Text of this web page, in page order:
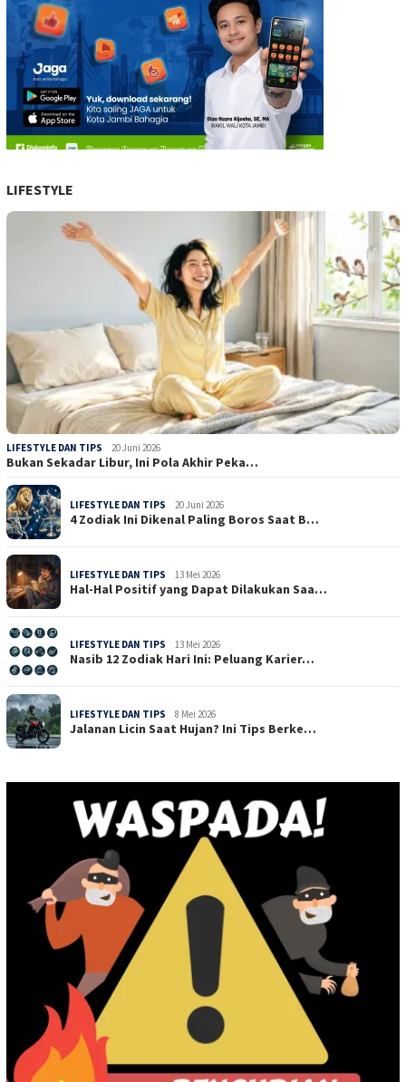
LIFESTYLE
LIFESTYLE DAN TIPS 20 Juni 2026
Bukan Sekadar Libur, Ini Pola Akhir Peka…
LIFESTYLE DAN TIPS 20 Juni 2026
4 Zodiak Ini Dikenal Paling Boros Saat B…
LIFESTYLE DAN TIPS 13 Mei 2026
Hal-Hal Positif yang Dapat Dilakukan Saa…
LIFESTYLE DAN TIPS 13 Mei 2026
Nasib 12 Zodiak Hari Ini: Peluang Karier…
LIFESTYLE DAN TIPS 8 Mei 2026
Jalanan Licin Saat Hujan? Ini Tips Berke…